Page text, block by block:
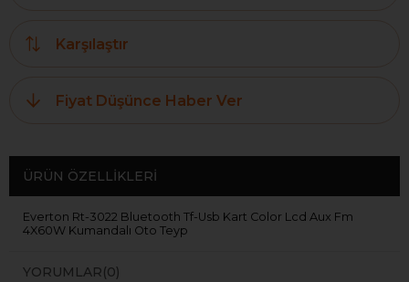
Karşılaştır
Fiyat Düşünce Haber Ver
ÜRÜN ÖZELLIKLERI
Everton Rt-3022 Bluetooth Tf-Usb Kart Color Lcd Aux Fm
4X60W Kumandalı Oto Teyp
YORUMLAR(0)